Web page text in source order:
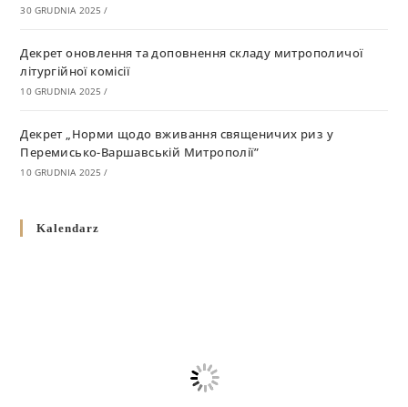
30 GRUDNIA 2025 /
Декрет оновлення та доповнення складу митрополичої
літургійної комісії
10 GRUDNIA 2025 /
Декрет „Норми щодо вживання священичих риз у
Перемисько-Варшавській Митрополії”
10 GRUDNIA 2025 /
григоріанським календарем
Душпастирський план Вроцлавсько-Кошалінської єпархії
Kalendarz